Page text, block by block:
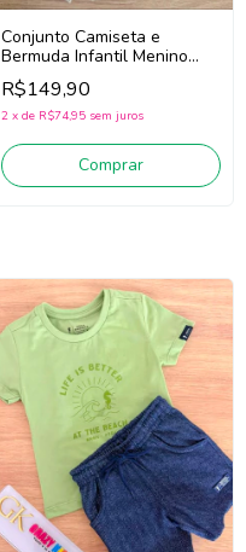
Conjunto Camiseta e
Bermuda Infantil Menino
Onda Marinha 1263075
(Ocre)
R$149,90
2 x de R$74,95 sem juros
Comprar